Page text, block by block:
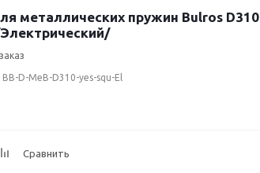
металлических пружин Bulros D310
D-MeB-D310-yes-squ-El
Сравнить